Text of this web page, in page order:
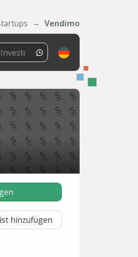
Vendimo
hinzufügen